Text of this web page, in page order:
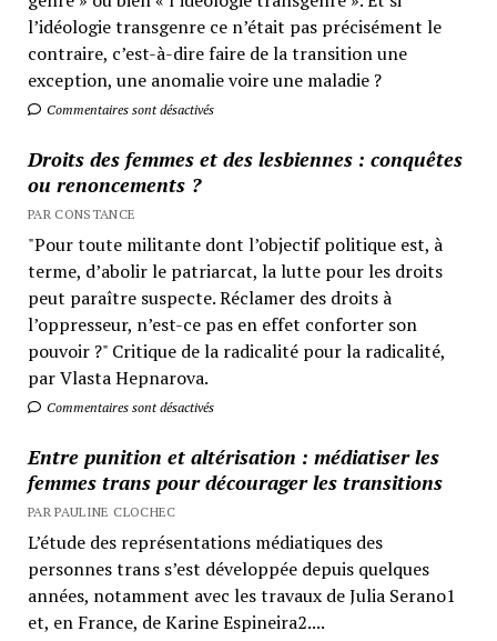
l’idéologie transgenre ce n’était pas précisément le
contraire, c’est-à-dire faire de la transition une
exception, une anomalie voire une maladie ?
Commentaires sont désactivés
Droits des femmes et des lesbiennes : conquêtes
ou renoncements ?
PAR CONSTANCE
"Pour toute militante dont l’objectif politique est, à
terme, d’abolir le patriarcat, la lutte pour les droits
peut paraître suspecte. Réclamer des droits à
l’oppresseur, n’est-ce pas en effet conforter son
pouvoir ?" Critique de la radicalité pour la radicalité,
par Vlasta Hepnarova.
Commentaires sont désactivés
Entre punition et altérisation : médiatiser les
femmes trans pour décourager les transitions
PAR PAULINE CLOCHEC
L’étude des représentations médiatiques des
personnes trans s’est développée depuis quelques
années, notamment avec les travaux de Julia Serano1
et, en France, de Karine Espineira2....